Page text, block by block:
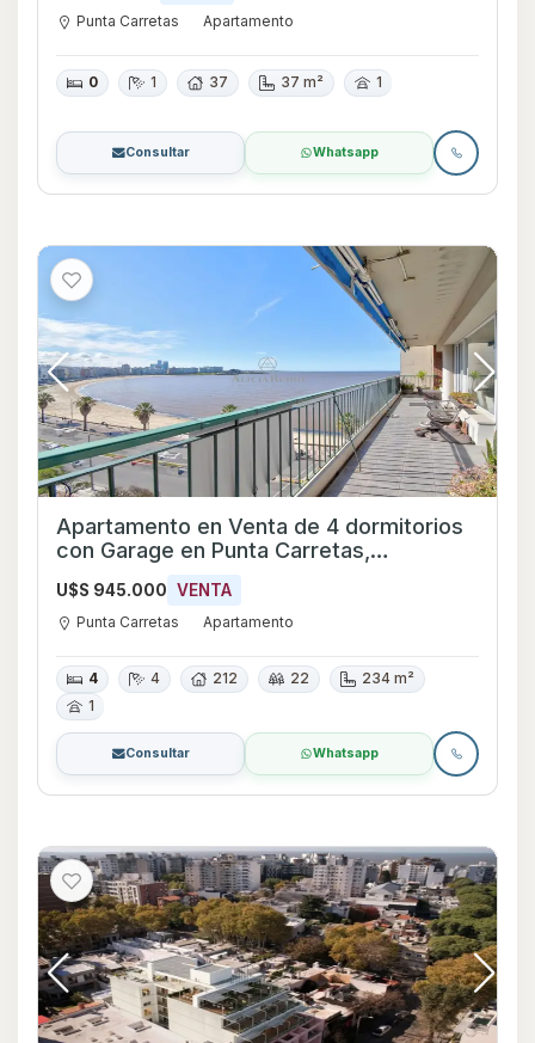
Punta Carretas Apartamento
0 1 37 37 m² 1
Consultar Whatsapp
Apartamento en Venta de 4 dormitorios
con Garage en Punta Carretas,
Montevideo
U$S 945.000 VENTA
Punta Carretas Apartamento
4 4 212 22
234 m²
1
Consultar Whatsapp